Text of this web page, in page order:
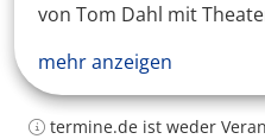
von Tom Dahl mit
mehr anzeigen
termine.de ist weder